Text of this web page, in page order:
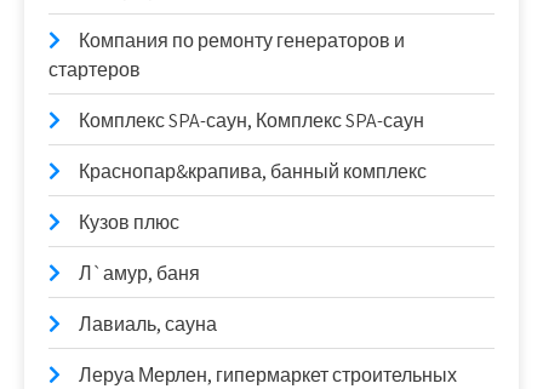
Компания по ремонту генераторов и
стартеров
Комплекс SPA-саун, Комплекс SPA-саун
Краснопар&крапива, банный комплекс
Кузов плюс
Л`амур, баня
Лавиаль, сауна
Леруа Мерлен, гипермаркет строительных